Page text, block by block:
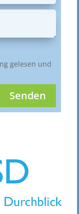
gelesen und
Senden